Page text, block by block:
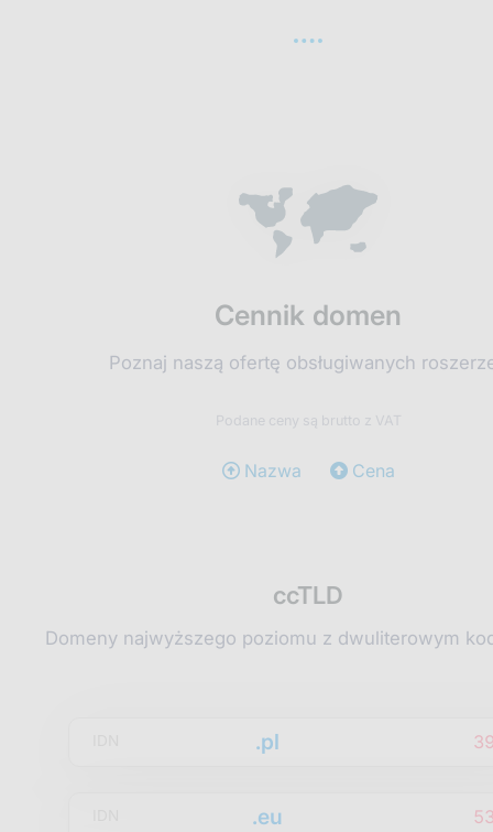
Cennik domen
Poznaj naszą ofertę obsługiwanych
Podane ceny są brutto z VAT
Nazwa Cena
ccTLD
Domeny najwyższego poziomu z dwuliterowym
.pl
.eu